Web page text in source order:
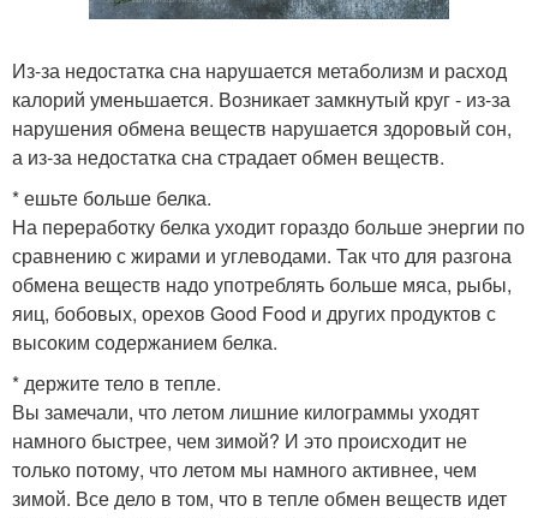
Из-за недостатка сна нарушается метаболизм и расход
калорий уменьшается. Возникает замкнутый круг - из-за
нарушения обмена веществ нарушается здоровый сон,
а из-за недостатка сна страдает обмен веществ.
* ешьте больше белка.
На переработку белка уходит гораздо больше энергии по
сравнению с жирами и углеводами. Так что для разгона
обмена веществ надо употреблять больше мяса, рыбы,
яиц, бобовых, орехов Good Food и других продуктов с
высоким содержанием белка.
* держите тело в тепле.
Вы замечали, что летом лишние килограммы уходят
намного быстрее, чем зимой? И это происходит не
только потому, что летом мы намного активнее, чем
зимой. Все дело в том, что в тепле обмен веществ идет